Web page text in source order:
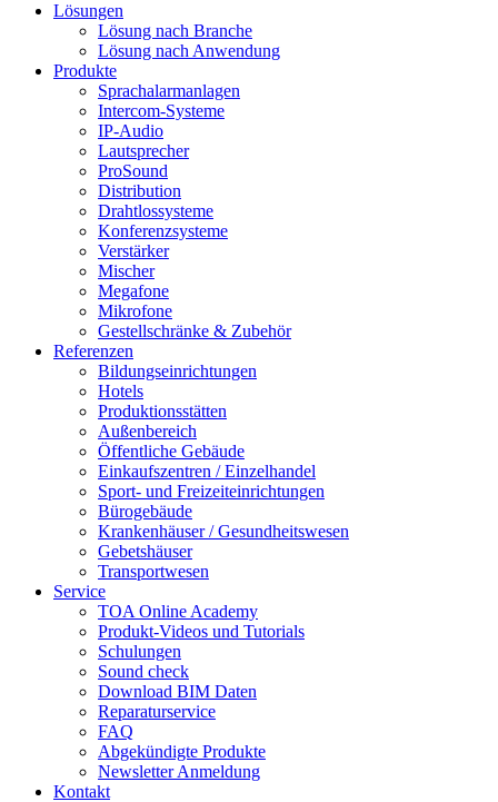
Lösungen
Lösung nach Branche
Lösung nach Anwendung
Produkte
Sprachalarmanlagen
Intercom-Systeme
IP-Audio
Lautsprecher
ProSound
Distribution
Drahtlossysteme
Konferenzsysteme
Verstärker
Mischer
Megafone
Mikrofone
Gestellschränke & Zubehör
Referenzen
Bildungseinrichtungen
Hotels
Produktionsstätten
Außenbereich
Öffentliche Gebäude
Einkaufszentren / Einzelhandel
Sport- und Freizeiteinrichtungen
Bürogebäude
Krankenhäuser / Gesundheitswesen
Gebetshäuser
Transportwesen
Service
TOA Online Academy
Produkt-Videos und Tutorials
Schulungen
Sound check
Download BIM Daten
Reparaturservice
FAQ
Abgekündigte Produkte
Newsletter Anmeldung
Kontakt